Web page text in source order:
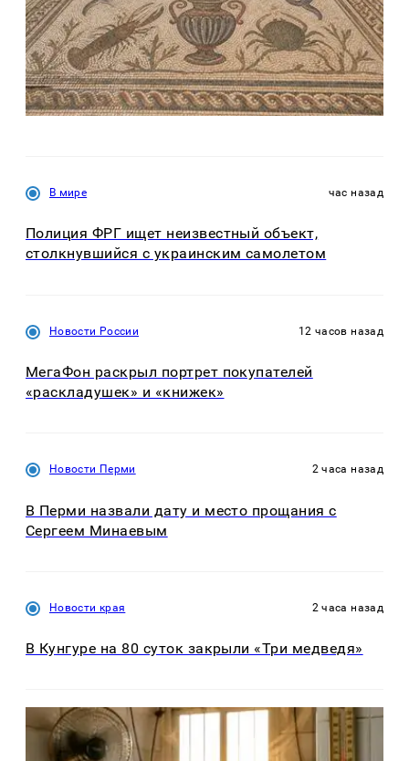
В мире час назад
Полиция ФРГ ищет неизвестный объект,
столкнувшийся с украинским самолетом
Новости России 12 часов назад
МегаФон раскрыл портрет покупателей
«раскладушек» и «книжек»
Новости Перми 2 часа назад
В Перми назвали дату и место прощания с
Сергеем Минаевым
Новости края 2 часа назад
В Кунгуре на 80 суток закрыли «Три медведя»